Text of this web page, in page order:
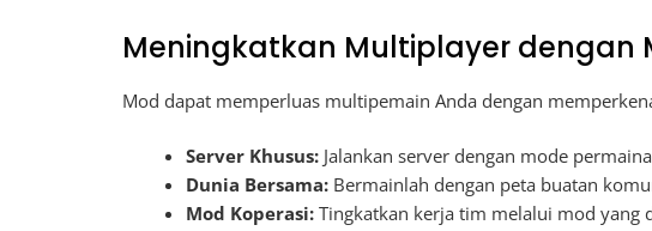
Meningkatkan Multiplayer dengan
Mod dapat memperluas multipemain Anda dengan
Server Khusus: Jalankan server dengan mode
Dunia Bersama: Bermainlah dengan peta buatan
Mod Koperasi: Tingkatkan kerja tim melalui mod yang